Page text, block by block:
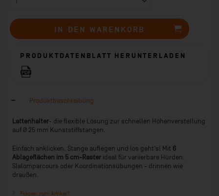
IN DEN WARENKORB
PRODUKTDATENBLATT HERUNTERLADEN
Produktbeschreibung
Lattenhalter- die flexible Lösung zur schnellen Höhenverstellung
auf Ø 25 mm Kunststiffstangen.
Einfach anklicken, Stange auflegen und los geht's! Mit 6
Ablageflächen im 5 cm-Raster ideal für variierbare Hürden,
Slalomparcours oder Koordinationsübungen - drinnen wie
draußen.
Fragen zum Artikel?